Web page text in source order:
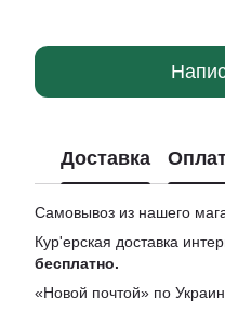
Доставка
Самовывоз из нашего
Кур'ерская доставка
бесплатно.
«Новой почтой» по